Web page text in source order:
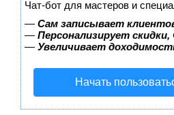
Чат-бот для мастеров и
— Сам записывает
— Персонализирует
— Увеличивает
Начать